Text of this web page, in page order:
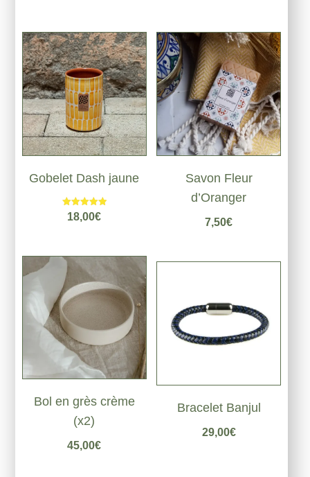
Gobelet Dash jaune
Note
5.00
18,00€
Savon Fleur
d’Oranger
7,50€
Bol en grès crème
(x2)
45,00€
Bracelet Banjul
29,00€